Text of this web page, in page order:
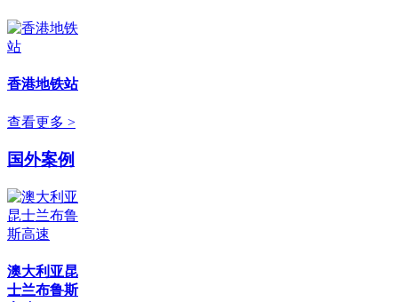
香港地铁站
查看更多 >
国外案例
澳大利亚昆
士兰布鲁斯